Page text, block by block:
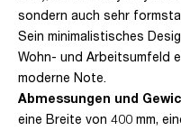
sondern auch sehr
Sein minimalistisches
Wohn- und Arbeitsumfeld
moderne Note.
Abmessungen und
eine Breite von 400 mm,